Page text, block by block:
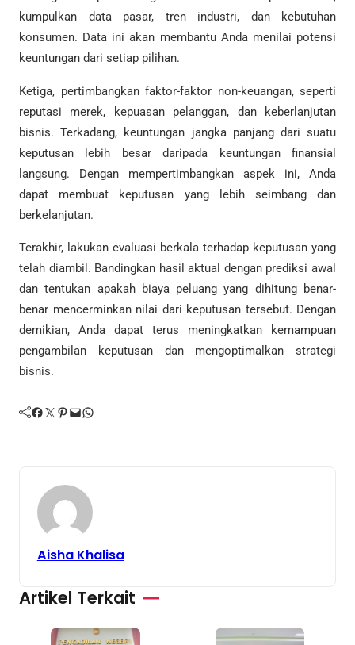
kumpulkan data pasar, tren industri, dan kebutuhan
konsumen. Data ini akan membantu Anda menilai potensi
keuntungan dari setiap pilihan.
Ketiga, pertimbangkan faktor-faktor non-keuangan, seperti
reputasi merek, kepuasan pelanggan, dan keberlanjutan
bisnis. Terkadang, keuntungan jangka panjang dari suatu
keputusan lebih besar daripada keuntungan finansial
langsung. Dengan mempertimbangkan aspek ini, Anda
dapat membuat keputusan yang lebih seimbang dan
berkelanjutan.
Terakhir, lakukan evaluasi berkala terhadap keputusan yang
telah diambil. Bandingkan hasil aktual dengan prediksi awal
dan tentukan apakah biaya peluang yang dihitung benar-
benar mencerminkan nilai dari keputusan tersebut. Dengan
demikian, Anda dapat terus meningkatkan kemampuan
pengambilan keputusan dan mengoptimalkan strategi
bisnis.
Facebook Twitter Pinterest Mail WhatsApp
Aisha Khalisa
Artikel Terkait